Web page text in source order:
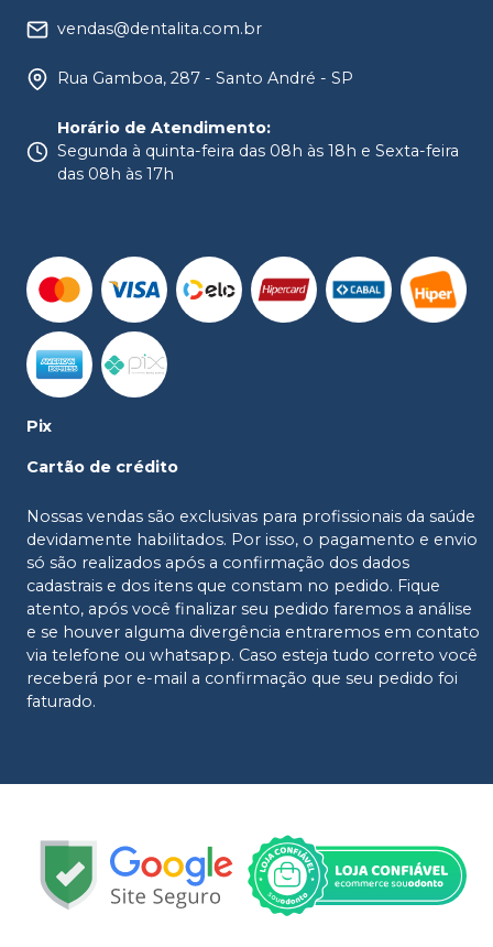
vendas@dentalita.com.br
Rua Gamboa, 287 - Santo André - SP
Horário de Atendimento:
Segunda à quinta-feira das 08h às 18h e Sexta-feira
das 08h às 17h
Pix
Cartão de crédito
Nossas vendas são exclusivas para profissionais da saúde
devidamente habilitados. Por isso, o pagamento e envio
só são realizados após a confirmação dos dados
cadastrais e dos itens que constam no pedido. Fique
atento, após você finalizar seu pedido faremos a análise
e se houver alguma divergência entraremos em contato
via telefone ou whatsapp. Caso esteja tudo correto você
receberá por e-mail a confirmação que seu pedido foi
faturado.